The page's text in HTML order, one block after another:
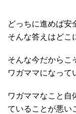
どっちに進めば安
そんな答えはどこ
そんな今だからこ
ワガママになって
ワガママなこと自
ていることが悪い